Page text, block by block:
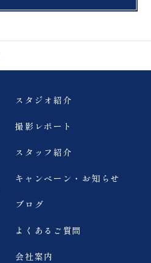
スタジオ紹介
撮影レポート
スタッフ紹介
キャンペーン・お知らせ
ブログ
よくあるご質問
会社案内